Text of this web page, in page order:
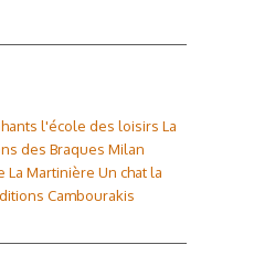
l'école des loisirs La
des Braques Milan
La Martinière Un chat la
Cambourakis